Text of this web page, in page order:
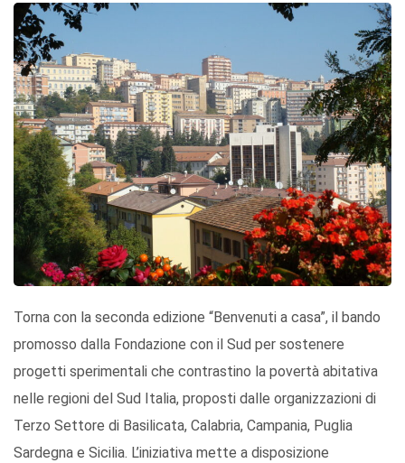
Torna con la seconda edizione “Benvenuti a casa”, il bando
promosso dalla Fondazione con il Sud per sostenere
progetti sperimentali che contrastino la povertà abitativa
nelle regioni del Sud Italia, proposti dalle organizzazioni di
Terzo Settore di Basilicata, Calabria, Campania, Puglia
Sardegna e Sicilia. L’iniziativa mette a disposizione